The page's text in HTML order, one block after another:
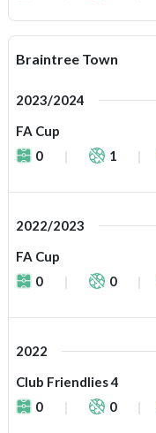
Braintree Town
2023/2024
FA Cup
0
1
2022/2023
FA Cup
0
0
2022
Club Friendlies 4
0
0